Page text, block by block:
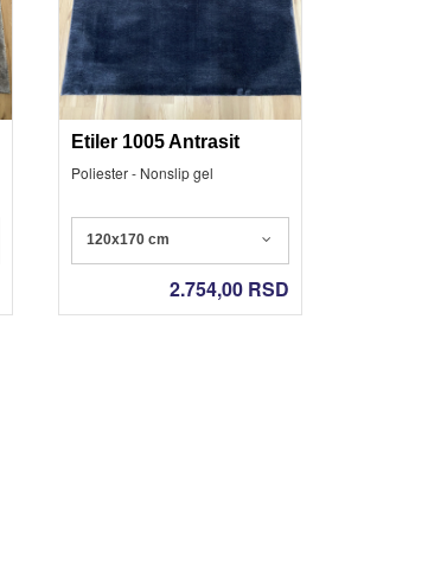
Etiler 1005 Antrasit
Poliester - Nonslip gel
120x170 cm
2.754,00 RSD